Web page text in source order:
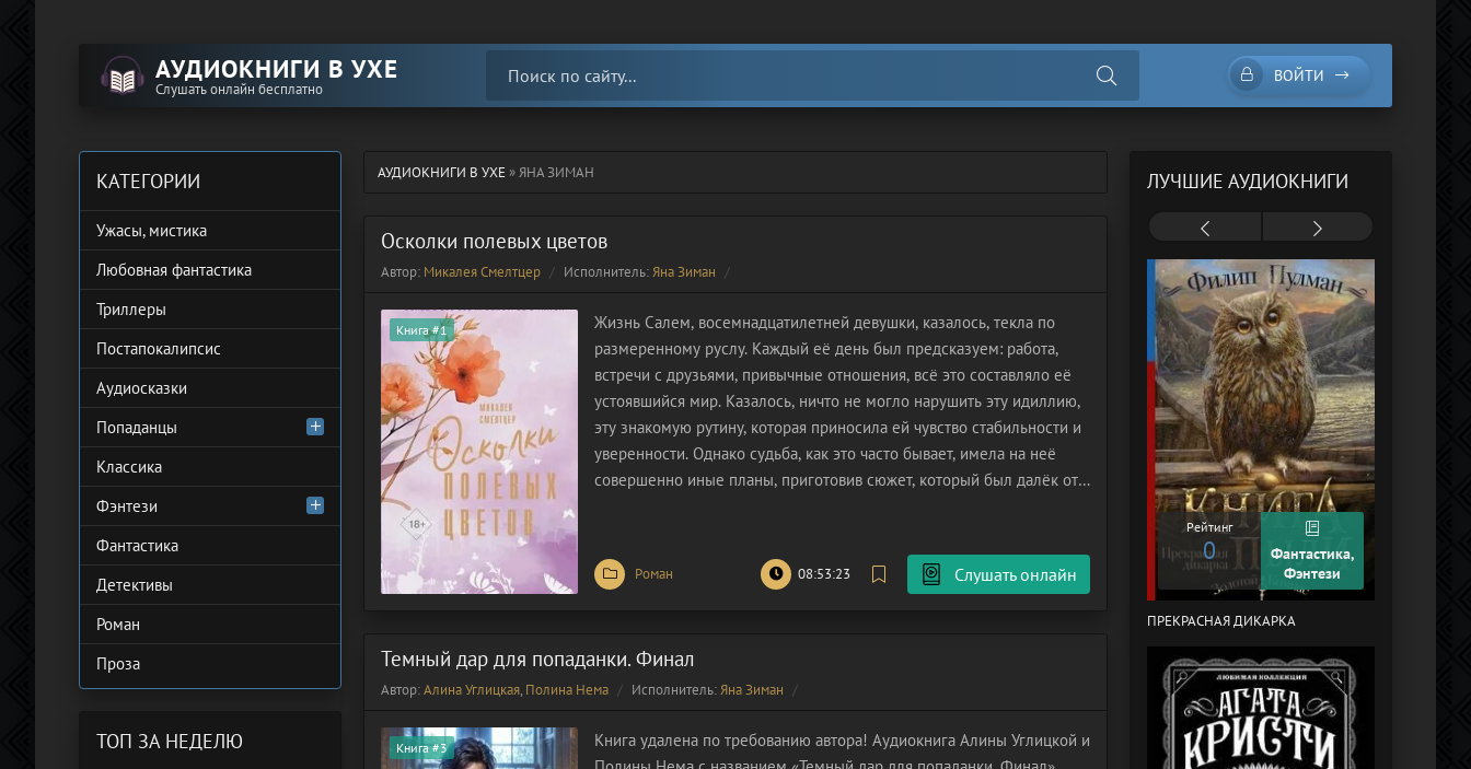
АУДИОКНИГИ В УХЕ
Слушать онлайн бесплатно
ВОЙТИ
АУДИОКНИГИ В УХЕ» ЯНА ЗИМАН
Осколки полевых цветов
Автор: Микалея Смелтцер Исполнитель:Яна Зиман
Книга #1
Жизнь Салем, восемнадцатилетней девушки, казалось, текла по
размеренному руслу. Каждый её день был предсказуем: работа,
встречи с друзьями, привычные отношения, всё это составляло её
устоявшийся мир. Казалось, ничто не могло нарушить эту идиллию,
эту знакомую рутину, которая приносила ей чувство стабильности и
уверенности. Однако судьба, как это часто бывает, имела на неё
совершенно иные планы, приготовив сюжет, который был далёк от
Роман 08:53:23 Слушать онлайн
Темный дар для попаданки. Финал
Автор:Алина Углицкая, Полина Нема Исполнитель:Яна Зиман
Книга #3
Книга удалена по требованию автора! Аудиокнига Алины Углицкой и
КАТЕГОРИИ
Ужасы, мистика
Любовная фантастика
Триллеры
Постапокалипсис
Аудиосказки
Попаданцы
Классика
Фэнтези
Фантастика
Детективы
Роман
Проза
ТОП ЗА НЕДЕЛЮ
ЛУЧШИЕ АУДИОКНИГИ
Рейтинг
0
Фантастика,
Фэнтези
ПРЕКРАСНАЯ ДИКАРКА